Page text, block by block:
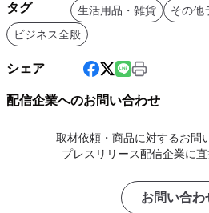
タグ 生活用品・雑貨
その他
ビジネス全般
シェア
配信企業へのお問い合わせ
取材依頼・商品に対するお問
プレスリリース配信企業に直
お問い合わ